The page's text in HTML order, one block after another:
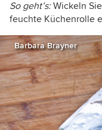
So geht’s: Wickeln
feuchte Küchenrolle
Barbara Brayner